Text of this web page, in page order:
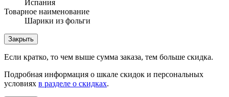
Испания
Товарное наименование
Шарики из фольги
Закрыть
Если кратко, то чем выше сумма заказа, тем больше скидка.
Подробная информация о шкале скидок и персональных
условиях в разделе о скидках.